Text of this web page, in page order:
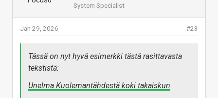
System Specialist
#23
Jan 29, 2026
Tässä on nyt hyvä esimerkki tästä rasittavasta
tekstistä:
Unelma Kuolemantähdestä koki takaiskun